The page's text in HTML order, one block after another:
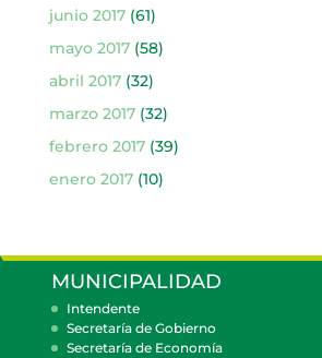
junio 2017(61)
mayo 2017(58)
abril 2017(32)
marzo 2017(32)
febrero 2017(39)
enero 2017(10)
MUNICIPALIDAD
Intendente
Secretaría de Gobierno
Secretaría de Economía